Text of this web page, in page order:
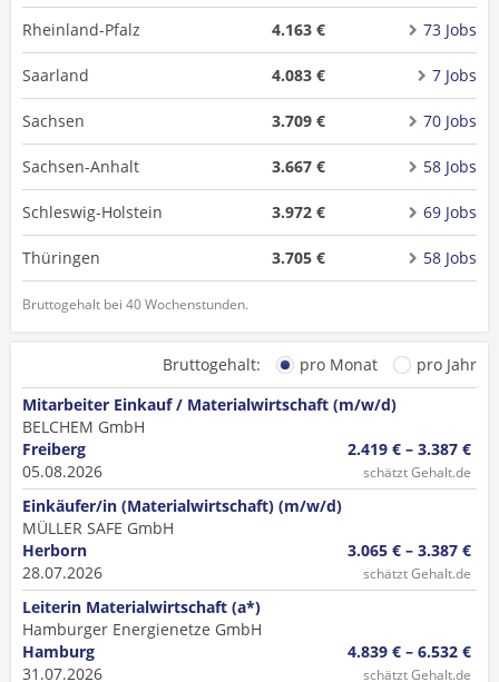
Rheinland-Pfalz 4.163 € 73 Jobs
Saarland 4.083 € 7 Jobs
Sachsen 3.709 € 70 Jobs
Sachsen-Anhalt 3.667 € 58 Jobs
Schleswig-Holstein 3.972 € 69 Jobs
Thüringen 3.705 € 58 Jobs
Bruttogehalt bei 40 Wochenstunden.
Bruttogehalt: pro Monat
pro Jahr
Mitarbeiter Einkauf / Materialwirtschaft (m/w/d)
BELCHEM GmbH
Freiberg
05.08.2026
2.419 € – 3.387 €
schätzt Gehalt.de
Einkäufer/in (Materialwirtschaft) (m/w/d)
MÜLLER SAFE GmbH
Herborn
28.07.2026
3.065 € – 3.387 €
schätzt Gehalt.de
Leiterin Materialwirtschaft (a*)
Hamburger Energienetze GmbH
Hamburg
31.07.2026
4.839 € – 6.532 €
schätzt Gehalt.de